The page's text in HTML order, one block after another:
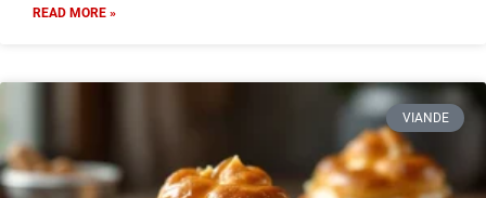
READ MORE »
VIANDE